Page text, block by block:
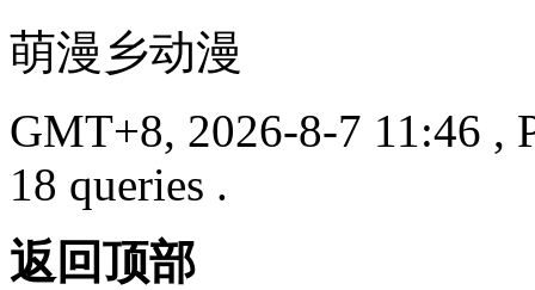
萌漫乡动漫
GMT+8, 2026-8-7 11:46 ,
18 queries .
返回顶部